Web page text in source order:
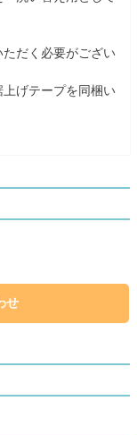
だく必要がござい
げテープを同梱い
せ